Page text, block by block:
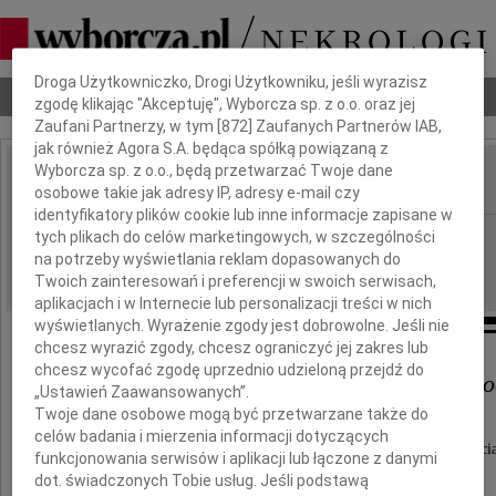
Nekrologi Odeszli Poradnik pogrzebowy
IMIĘ I NAZWISKO:
REGION: Wrocław
DATA EMISJI: 11.06.2025
Panu Norbertowi Wolskiemu oraz
wyrazy szczerego współczucia z powodu
Dbamy o Twoją prywatność
Droga Użytkowniczko, Drogi Użytkowniku, jeśli wyrazisz
zgodę klikając "Akceptuję", Wyborcza sp. z o.o. oraz jej
Zaufani Partnerzy, w tym [872 ] Zaufanych Partnerów IAB,
jak również Agora S.A. będąca spółką powiązaną z
Wyborcza sp. z o.o., będą przetwarzać Twoje dane
osobowe takie jak adresy IP, adresy e-mail czy
identyfikatory plików cookie lub inne informacje zapisane w
tych plikach do celów marketingowych, w szczególności
na potrzeby wyświetlania reklam dopasowanych do
Twoich zainteresowań i preferencji w swoich serwisach,
aplikacjach i w Internecie lub personalizacji treści w nich
wyświetlanych. Wyrażenie zgody jest dobrowolne. Jeśli nie
chcesz wyrazić zgody, chcesz ograniczyć jej zakres lub
chcesz wycofać zgodę uprzednio udzieloną przejdź do
„Ustawień Zaawansowanych”.
Twoje dane osobowe mogą być przetwarzane także do
celów badania i mierzenia informacji dotyczących
funkcjonowania serwisów i aplikacji lub łączone z danymi
dot. świadczonych Tobie usług. Jeśli podstawą